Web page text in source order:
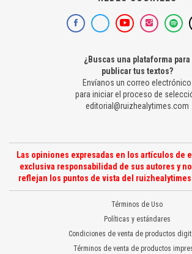
¿Buscas una plataforma para
publicar tus textos?
Envíanos un correo electrónico
para iniciar el proceso de
editorial@ruizhealytimes.com
Las opiniones expresadas en los artículos de
exclusiva responsabilidad de sus autores y
reflejan los puntos de vista del
Términos de Uso
Políticas y estándares
Condiciones de venta de productos
Términos de venta de productos